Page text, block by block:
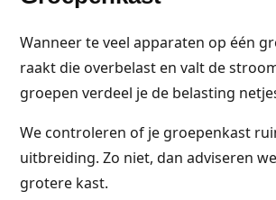
Wanneer te veel apparaten op één
raakt die overbelast en valt de
groepen verdeel je de belasting
We controleren of je groepenkast
uitbreiding. Zo niet, dan adviseren
grotere kast.